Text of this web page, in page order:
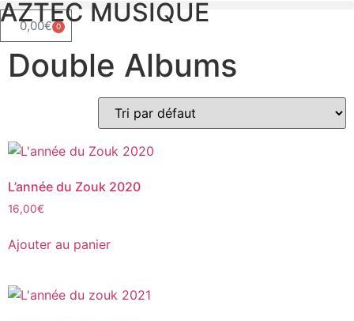
AZTEC MUSIQUE
0,00€ 0
Double Albums
L’année du Zouk 2020
16,00€
Ajouter au panier